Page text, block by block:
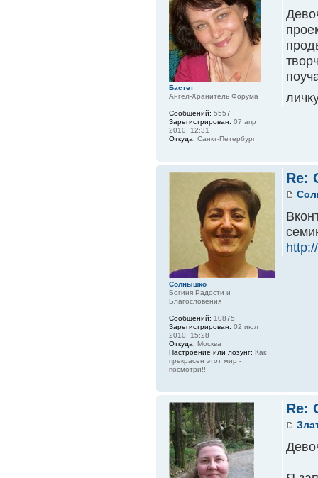
Бастет
Ангел-Хранитель Форума
Сообщений: 5557
Зарегистрирован: 07 апр
2010, 12:31
Откуда: Санкт-Петербург
Re:
Солнышко
Богиня Радости и
Благословения
Сообщений: 10875
Зарегистрирован: 02 июл
2010, 15:28
Откуда: Москва
Настроение или лозунг: Как
прекрасен этот мир -
посмотри!!!
Re: